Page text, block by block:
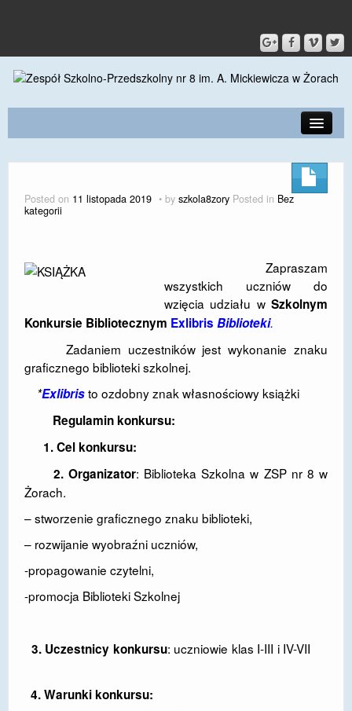
KONTAKT
DLA PRACOWNIKÓW
SPORT
DOSTĘPNOŚĆ
POLITYKA PRYWATNOŚCI
EGZAMIN ÓSMOKLASISTY
STANDARDY OCHRONY MAŁOLETNICH
KSZTAŁCENIA OGÓLNEGO NA TERENIE MIASTA
REKRUTACJA 2026/2027
Posted on 11 listopada 2019 by szkola8zory Posted in Bez
kategorii
Zapraszam
wszystkich uczniów do
wzięcia udziału wSzkolnym
Konkursie Bibliotecznym Exlibris Biblioteki.
Zadaniem uczestników jest wykonanie znaku
graficznego biblioteki szkolnej.
*Exlibristo ozdobny znak własnościowy książki
Regulamin konkursu:
1. Cel konkursu:
2. Organizator: Biblioteka Szkolna w ZSP nr 8 w
Żorach.
– stworzenie graficznego znaku biblioteki,
– rozwijanie wyobraźni uczniów,
-propagowanie czytelni,
-promocja Biblioteki Szkolnej
3. Uczestnicy konkursu: uczniowie klas I-III i IV-VII
4. Warunki konkursu: